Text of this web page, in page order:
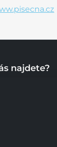
najdete?